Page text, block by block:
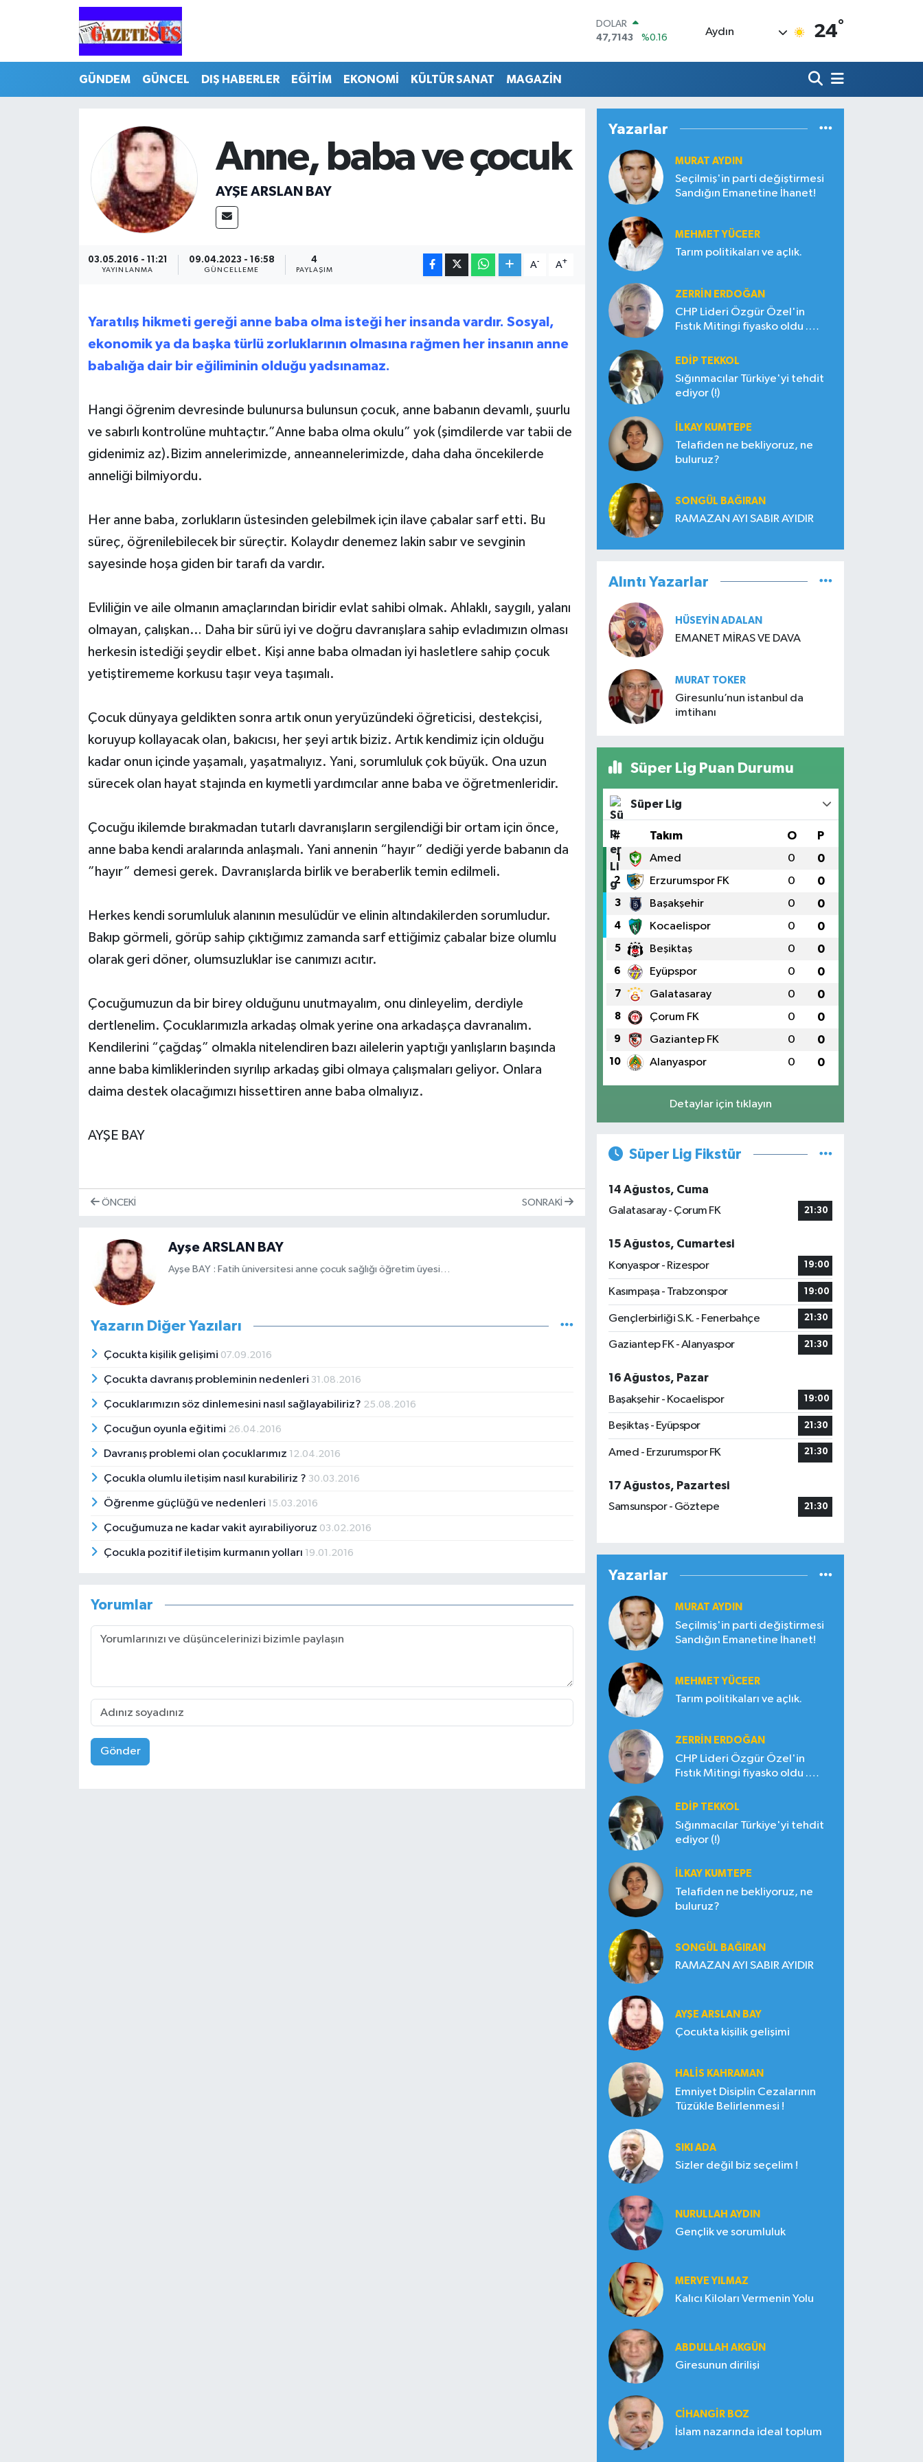
DOLAR
47,7143
%0.16
GRAM ALTIN
BİST100
%70
BITCOIN
64.360,53
%-0.76
Aydın 24°
GÜNDEM GÜNCEL DIŞ HABERLER EĞİTİM EKONOMİ KÜLTÜR SANAT MAGAZİN
Anne, baba ve çocuk
AYŞE ARSLAN BAY
03.05.2016 - 11:21
YAYINLANMA
09.04.2023 - 16:58
GÜNCELLEME
4
PAYLAŞIM
A- A+
Yaratılış hikmeti gereği anne baba olma isteği her insanda vardır. Sosyal,
ekonomik ya da başka türlü zorluklarının olmasına rağmen her insanın anne
babalığa dair bir eğiliminin olduğu yadsınamaz.
Hangi öğrenim devresinde bulunursa bulunsun çocuk, anne babanın devamlı, şuurlu
ve sabırlı kontrolüne muhtaçtır.”Anne baba olma okulu” yok (şimdilerde var tabii de
gidenimiz az).Bizim annelerimizde, anneannelerimizde, daha daha öncekilerde
anneliği bilmiyordu.
Her anne baba, zorlukların üstesinden gelebilmek için ilave çabalar sarf etti. Bu
süreç, öğrenilebilecek bir süreçtir. Kolaydır denemez lakin sabır ve sevginin
sayesinde hoşa giden bir tarafı da vardır.
Evliliğin ve aile olmanın amaçlarından biridir evlat sahibi olmak. Ahlaklı, saygılı, yalanı
olmayan, çalışkan… Daha bir sürü iyi ve doğru davranışlara sahip evladımızın olması
herkesin istediği şeydir elbet. Kişi anne baba olmadan iyi hasletlere sahip çocuk
yetiştirememe korkusu taşır veya taşımalı.
Çocuk dünyaya geldikten sonra artık onun yeryüzündeki öğreticisi, destekçisi,
koruyup kollayacak olan, bakıcısı, her şeyi artık biziz. Artık kendimiz için olduğu
kadar onun içinde yaşamalı, yaşatmalıyız. Yani, sorumluluk çok büyük. Ona uzun
sürecek olan hayat stajında en kıymetli yardımcılar anne baba ve öğretmenleridir.
Çocuğu ikilemde bırakmadan tutarlı davranışların sergilendiği bir ortam için önce,
anne baba kendi aralarında anlaşmalı. Yani annenin “hayır” dediği yerde babanın da
”hayır” demesi gerek. Davranışlarda birlik ve beraberlik temin edilmeli.
Herkes kendi sorumluluk alanının mesulüdür ve elinin altındakilerden sorumludur.
Bakıp görmeli, görüp sahip çıktığımız zamanda sarf ettiğimiz çabalar bize olumlu
olarak geri döner, olumsuzluklar ise canımızı acıtır.
Çocuğumuzun da bir birey olduğunu unutmayalım, onu dinleyelim, derdiyle
dertlenelim. Çocuklarımızla arkadaş olmak yerine ona arkadaşça davranalım.
Kendilerini “çağdaş” olmakla nitelendiren bazı ailelerin yaptığı yanlışların başında
anne baba kimliklerinden sıyrılıp arkadaş gibi olmaya çalışmaları geliyor. Onlara
daima destek olacağımızı hissettiren anne baba olmalıyız.
AYŞE BAY
ÖNCEKI SONRAKI
Ayşe ARSLAN BAY
Ayşe BAY : Fatih üniversitesi anne çocuk sağlığı öğretim üyesi…
Yazarın Diğer Yazıları
Çocukta kişilik gelişimi 07.09.2016
Çocukta davranış probleminin nedenleri 31.08.2016
Çocuklarımızın söz dinlemesini nasıl sağlayabiliriz? 25.08.2016
Çocuğun oyunla eğitimi 26.04.2016
Davranış problemi olan çocuklarımız 12.04.2016
Çocukla olumlu iletişim nasıl kurabiliriz ? 30.03.2016
Öğrenme güçlüğü ve nedenleri 15.03.2016
Çocuğumuza ne kadar vakit ayırabiliyoruz 03.02.2016
Çocukla pozitif iletişim kurmanın yolları 19.01.2016
Yorumlar
Gönder
Yazarlar
MURAT AYDIN
Seçilmiş'in parti değiştirmesi
Sandığın Emanetine İhanet!
MEHMET YÜCEER
Tarım politikaları ve açlık.
ZERRIN ERDOĞAN
CHP Lideri Özgür Özel'in
Fıstık Mitingi fiyasko oldu .
EDIP TEKKOL
Sığınmacılar Türkiye'yi tehdit
ediyor (!)
İLKAY KUMTEPE
Telafiden ne bekliyoruz, ne
buluruz?
SONGÜL BAĞIRAN
RAMAZAN AYI SABIR AYIDIR
Alıntı Yazarlar
HÜSEYIN ADALAN
EMANET MİRAS VE DAVA
MURAT TOKER
Giresunlu’nun istanbul da
imtihanı
Süper Lig Puan Durumu
Süper Lig
# Takım O P
1 Amed 0 0
2 Erzurumspor FK 0 0
3 Başakşehir 0 0
4 Kocaelispor 0 0
5 Beşiktaş 0 0
6 Eyüpspor 0 0
7 Galatasaray 0 0
8 Çorum FK 0 0
9 Gaziantep FK 0 0
10 Alanyaspor 0 0
Detaylar için tıklayın
Süper Lig Fikstür
14 Ağustos, Cuma
Galatasaray - Çorum FK
21:30
15 Ağustos, Cumartesi
Konyaspor - Rizespor
19:00
Kasımpaşa - Trabzonspor 19:00
Gençlerbirliği S.K. - Fenerbahçe 21:30
Gaziantep FK - Alanyaspor 21:30
16 Ağustos, Pazar
Başakşehir - Kocaelispor
19:00
Beşiktaş - Eyüpspor 21:30
Amed - Erzurumspor FK 21:30
17 Ağustos, Pazartesi
Samsunspor - Göztepe
21:30
Yazarlar
MURAT AYDIN
Seçilmiş'in parti değiştirmesi
Sandığın Emanetine İhanet!
MEHMET YÜCEER
Tarım politikaları ve açlık.
ZERRIN ERDOĞAN
CHP Lideri Özgür Özel'in
Fıstık Mitingi fiyasko oldu .
EDIP TEKKOL
Sığınmacılar Türkiye'yi tehdit
ediyor (!)
İLKAY KUMTEPE
Telafiden ne bekliyoruz, ne
buluruz?
SONGÜL BAĞIRAN
RAMAZAN AYI SABIR AYIDIR
AYŞE ARSLAN BAY
Çocukta kişilik gelişimi
HALIS KAHRAMAN
Emniyet Disiplin Cezalarının
Tüzükle Belirlenmesi !
SIKI ADA
Sizler değil biz seçelim !
NURULLAH AYDIN
Gençlik ve sorumluluk
MERVE YILMAZ
Kalıcı Kiloları Vermenin Yolu
ABDULLAH AKGÜN
Giresunun dirilişi
CIHANGIR BOZ
İslam nazarında ideal toplum